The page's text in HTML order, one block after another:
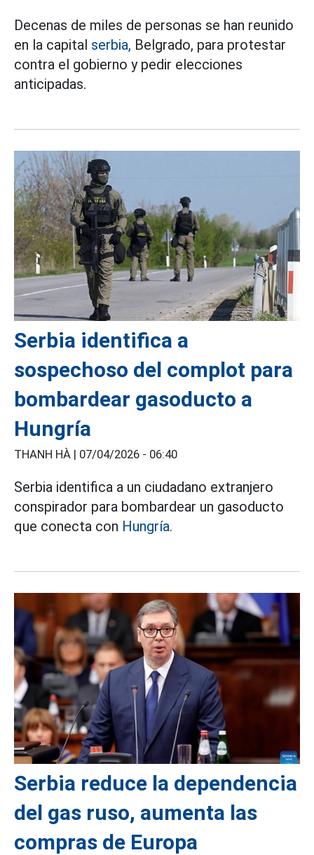
Decenas de miles de personas se han reunido
en la capital serbia, Belgrado, para protestar
contra el gobierno y pedir elecciones
anticipadas.
Serbia identifica a
sospechoso del complot para
bombardear gasoducto a
Hungría
THANH HÀ | 07/04/2026 - 06:40
Serbia identifica a un ciudadano extranjero
conspirador para bombardear un gasoducto
que conecta con Hungría.
Serbia reduce la dependencia
del gas ruso, aumenta las
compras de Europa